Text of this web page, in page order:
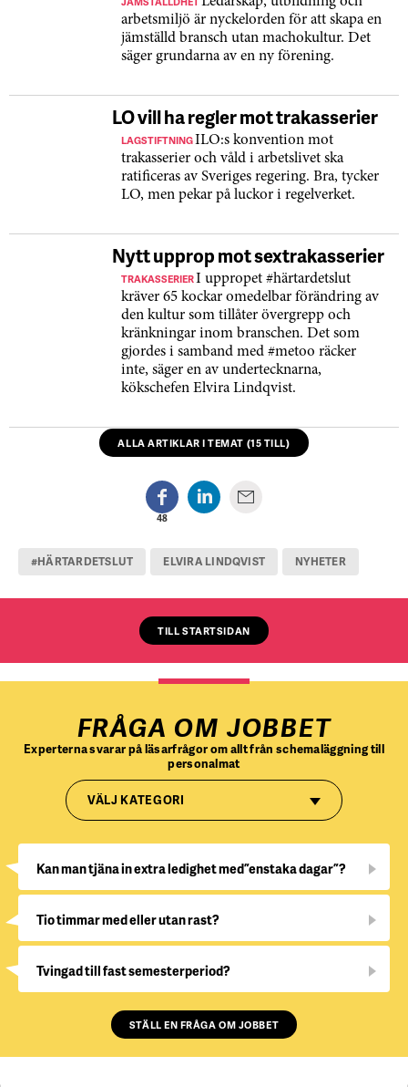
arbetsmiljö är nyckelorden för att skapa en
jämställd bransch utan machokultur. Det
säger grundarna av en ny förening.
LO vill ha regler mot trakasserier
LAGSTIFTNINGILO:s konvention mot
trakasserier och våld i arbetslivet ska
ratificeras av Sveriges regering. Bra, tycker
LO, men pekar på luckor i regelverket.
Nytt upprop mot sextrakasserier
TRAKASSERIERI uppropet #härtardetslut
kräver 65 kockar omedelbar förändring av
den kultur som tillåter övergrepp och
kränkningar inom branschen. Det som
gjordes i samband med #metoo räcker
inte, säger en av undertecknarna,
kökschefen Elvira Lindqvist.
ALLA ARTIKLAR I TEMAT (15 TILL)
48
#HÄRTARDETSLUT ELVIRA LINDQVIST NYHETER
TILL STARTSIDAN
FRÅGA OM JOBBET
Experterna svarar på läsarfrågor om allt från schemaläggning till
personalmat
VÄLJ KATEGORI
Kan man tjäna in extra ledighet med ”enstaka dagar”?
Tio timmar med eller utan rast?
Tvingad till fast semesterperiod?
STÄLL EN FRÅGA OM JOBBET